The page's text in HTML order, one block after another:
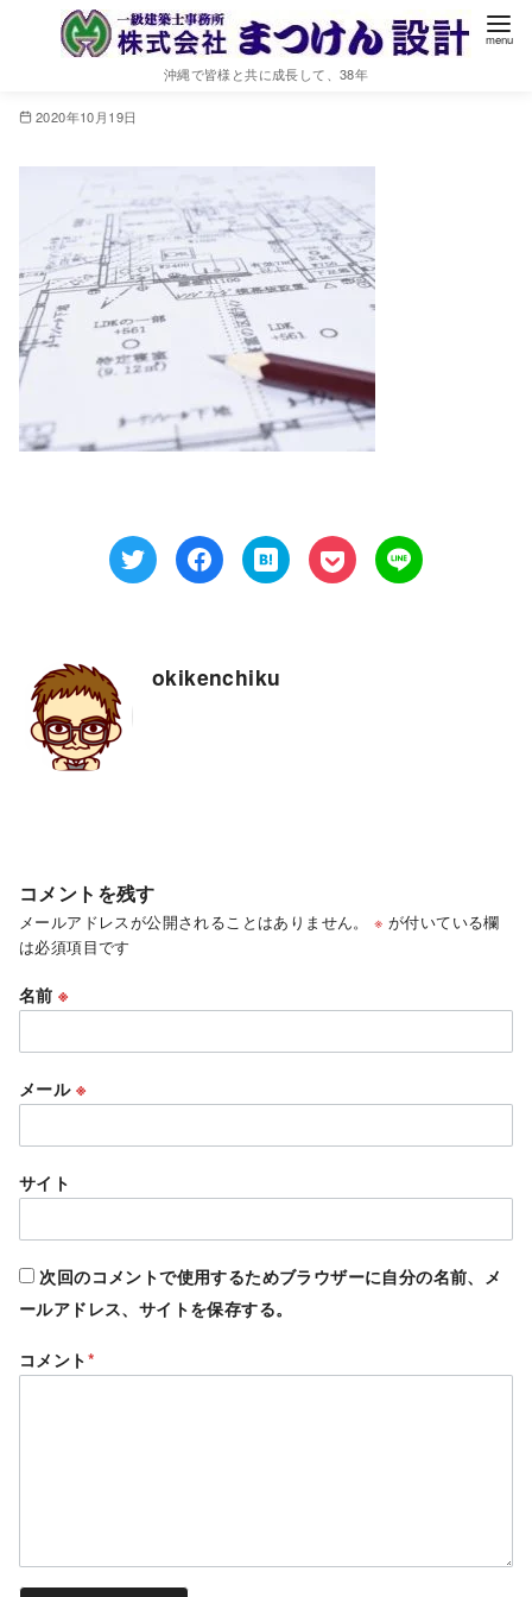
沖縄で皆様と共に成長して、38年
DBF412E6-D1CB-4977-AFFC-
C9BFB1A64AED_1_201_a
2020年10月19日
okikenchiku
コメントを残す
メールアドレスが公開されることはありません。 ※ が付いている欄
は必須項目です
名前※
メール ※
サイト
次回のコメントで使用するためブラウザーに自分の名前、メ
ールアドレス、サイトを保存する。
コメント*